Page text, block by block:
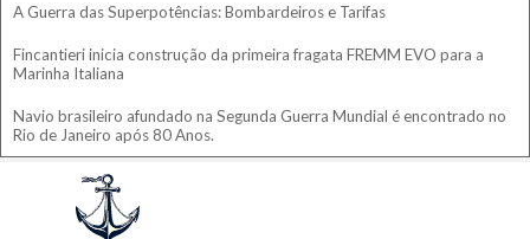
A Guerra das Superpotências: Bombardeiros e Tarifas
Fincantieri inicia construção da primeira fragata FREMM EVO para a
Marinha Italiana
Navio brasileiro afundado na Segunda Guerra Mundial é encontrado no
Rio de Janeiro após 80 Anos.